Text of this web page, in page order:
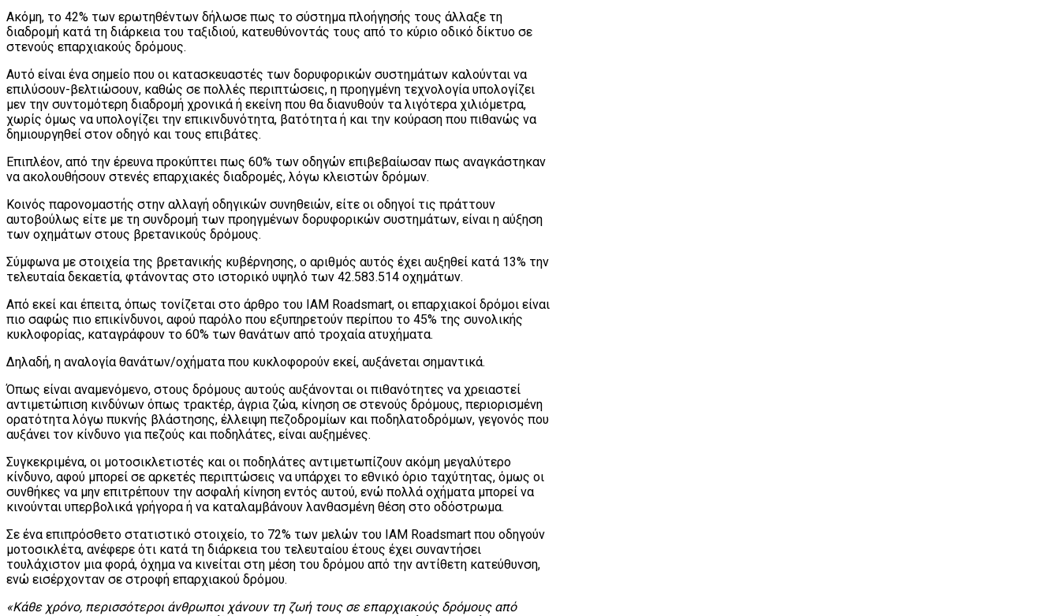
Ακόμη, το 42% των ερωτηθέντων δήλωσε πως το σύστημα πλοήγησής τους άλλαξε τη
διαδρομή κατά τη διάρκεια του ταξιδιού, κατευθύνοντάς τους από το κύριο οδικό δίκτυο σε
στενούς επαρχιακούς δρόμους.
Αυτό είναι ένα σημείο που οι κατασκευαστές των δορυφορικών συστημάτων καλούνται να
επιλύσουν-βελτιώσουν, καθώς σε πολλές περιπτώσεις, η προηγμένη τεχνολογία υπολογίζει
μεν την συντομότερη διαδρομή χρονικά ή εκείνη που θα διανυθούν τα λιγότερα χιλιόμετρα,
χωρίς όμως να υπολογίζει την επικινδυνότητα, βατότητα ή και την κούραση που πιθανώς να
δημιουργηθεί στον οδηγό και τους επιβάτες.
Επιπλέον, από την έρευνα προκύπτει πως 60% των οδηγών επιβεβαίωσαν πως αναγκάστηκαν
να ακολουθήσουν στενές επαρχιακές διαδρομές, λόγω κλειστών δρόμων.
Κοινός παρονομαστής στην αλλαγή οδηγικών συνηθειών, είτε οι οδηγοί τις πράττουν
αυτοβούλως είτε με τη συνδρομή των προηγμένων δορυφορικών συστημάτων, είναι η αύξηση
των οχημάτων στους βρετανικούς δρόμους.
Σύμφωνα με στοιχεία της βρετανικής κυβέρνησης, ο αριθμός αυτός έχει αυξηθεί κατά 13% την
τελευταία δεκαετία, φτάνοντας στο ιστορικό υψηλό των 42.583.514 οχημάτων.
Από εκεί και έπειτα, όπως τονίζεται στο άρθρο του IAM Roadsmart, οι επαρχιακοί δρόμοι είναι
πιο σαφώς πιο επικίνδυνοι, αφού παρόλο που εξυπηρετούν περίπου το 45% της συνολικής
κυκλοφορίας, καταγράφουν το 60% των θανάτων από τροχαία ατυχήματα.
Δηλαδή, η αναλογία θανάτων/οχήματα που κυκλοφορούν εκεί, αυξάνεται σημαντικά.
Όπως είναι αναμενόμενο, στους δρόμους αυτούς αυξάνονται οι πιθανότητες να χρειαστεί
αντιμετώπιση κινδύνων όπως τρακτέρ, άγρια ζώα, κίνηση σε στενούς δρόμους, περιορισμένη
ορατότητα λόγω πυκνής βλάστησης, έλλειψη πεζοδρομίων και ποδηλατοδρόμων, γεγονός που
αυξάνει τον κίνδυνο για πεζούς και ποδηλάτες, είναι αυξημένες.
Συγκεκριμένα, οι μοτοσικλετιστές και οι ποδηλάτες αντιμετωπίζουν ακόμη μεγαλύτερο
κίνδυνο, αφού μπορεί σε αρκετές περιπτώσεις να υπάρχει το εθνικό όριο ταχύτητας, όμως οι
συνθήκες να μην επιτρέπουν την ασφαλή κίνηση εντός αυτού, ενώ πολλά οχήματα μπορεί να
κινούνται υπερβολικά γρήγορα ή να καταλαμβάνουν λανθασμένη θέση στο οδόστρωμα.
Σε ένα επιπρόσθετο στατιστικό στοιχείο, το 72% των μελών του IAM Roadsmart που οδηγούν
μοτοσικλέτα, ανέφερε ότι κατά τη διάρκεια του τελευταίου έτους έχει συναντήσει
τουλάχιστον μια φορά, όχημα να κινείται στη μέση του δρόμου από την αντίθετη κατεύθυνση,
ενώ εισέρχονταν σε στροφή επαρχιακού δρόμου.
«Κάθε χρόνο, περισσότεροι άνθρωποι χάνουν τη ζωή τους σε επαρχιακούς δρόμους από